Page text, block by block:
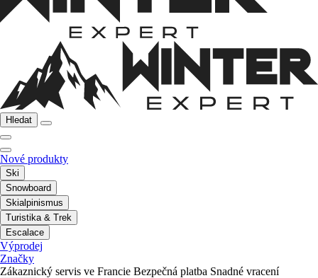
Hledat
Nové produkty
Ski
Snowboard
Skialpinismus
Turistika & Trek
Escalace
Výprodej
Značky
Zákaznický servis ve Francie Bezpečná platba Snadné vracení